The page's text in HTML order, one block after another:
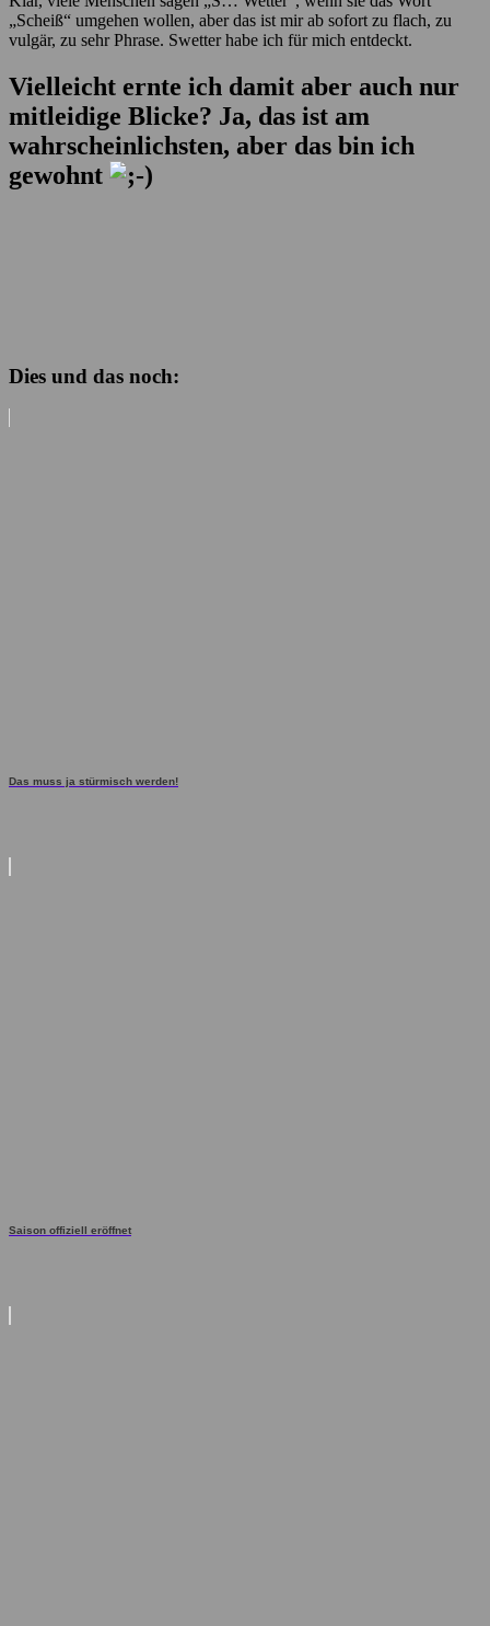
„Scheiß“ umgehen wollen, aber das ist mir ab sofort zu flach, zu
vulgär, zu sehr Phrase. Swetter habe ich für mich entdeckt.
Vielleicht ernte ich damit aber auch nur
mitleidige Blicke? Ja, das ist am
wahrscheinlichsten, aber das bin ich
gewohnt
Dies und das noch:
Das muss ja stürmisch werden!
Saison offiziell eröffnet